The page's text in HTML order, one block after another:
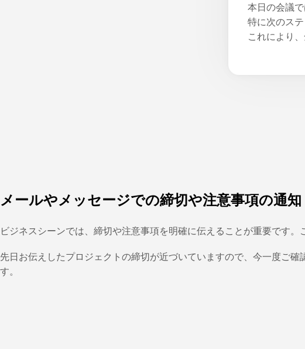
本日の会議
特に次のス
これにより
メールやメッセージでの締切や注意事項の通知
ビジネスシーンでは、締切や注意事項を明確に伝えることが重要です。
先日お伝えしたプロジェクトの締切が近づいていますので、今一度ご
す。